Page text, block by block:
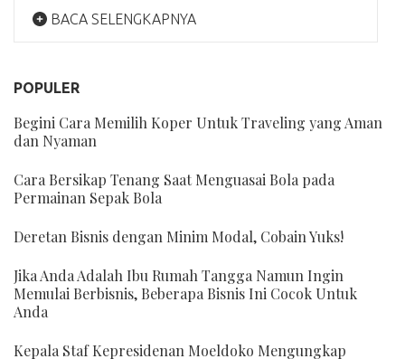
BACA SELENGKAPNYA
POPULER
Begini Cara Memilih Koper Untuk Traveling yang Aman
dan Nyaman
Cara Bersikap Tenang Saat Menguasai Bola pada
Permainan Sepak Bola
Deretan Bisnis dengan Minim Modal, Cobain Yuks!
Jika Anda Adalah Ibu Rumah Tangga Namun Ingin
Memulai Berbisnis, Beberapa Bisnis Ini Cocok Untuk
Anda
Kepala Staf Kepresidenan Moeldoko Mengungkap